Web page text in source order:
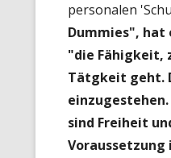
personalen
Dummies",
"die Fähigkeit,
Tätgkeit geht.
sind Freiheit